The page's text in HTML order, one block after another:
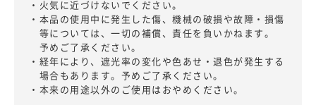
・火気に近づけないでください。
・本品の使用中に発生した傷、機械の破損や故障・損傷
等については、一切の補償、責任を負いかねます。
予めご了承ください。
・経年により、遮光率の変化や色あせ・退色が発生する
場合もあります。予めご了承ください。
・本来の用途以外のご使用はおやめください。